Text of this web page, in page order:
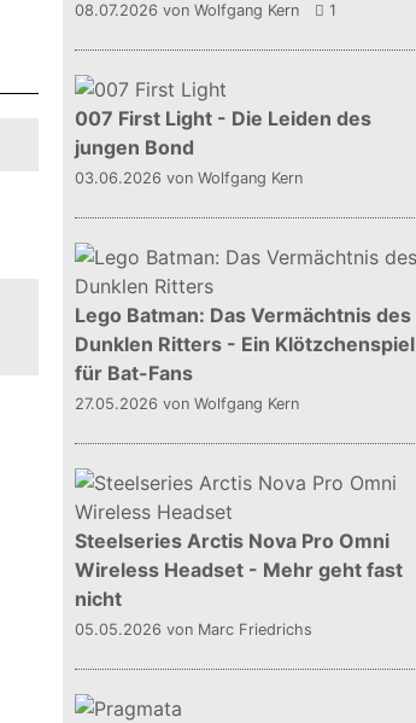
08.07.2026 von Wolfgang Kern 1
007 First Light - Die Leiden des
jungen Bond
03.06.2026 von Wolfgang Kern
Lego Batman: Das Vermächtnis des
Dunklen Ritters - Ein Klötzchenspiel
für Bat-Fans
27.05.2026 von Wolfgang Kern
Steelseries Arctis Nova Pro Omni
Wireless Headset - Mehr geht fast
nicht
05.05.2026 von Marc Friedrichs